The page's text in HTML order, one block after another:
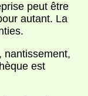
peut être
autant. La
est